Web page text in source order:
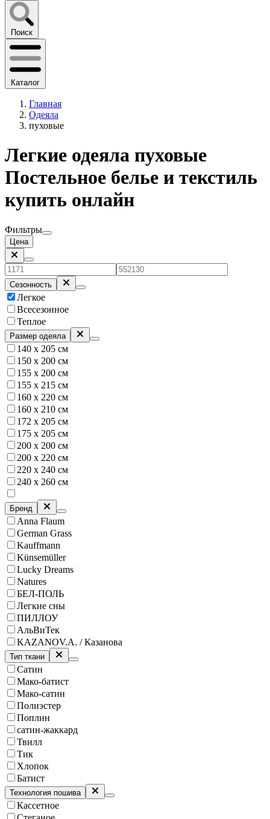
Поиск
Каталог
Главная
Одеяла
пуховые
Легкие одеяла пуховые
Постельное белье и текстиль
купить онлайн
Фильтры
Цена
Сезонность
Легкое
Всесезонное
Теплое
Размер одеяла
140 х 205 см
150 х 200 см
155 х 200 см
155 х 215 см
160 x 220 см
160 х 210 см
172 х 205 см
175 х 205 см
200 х 200 см
200 х 220 см
220 х 240 см
240 х 260 см
Бренд
Anna Flaum
German Grass
Kauffmann
Künsemüller
Lucky Dreams
Natures
БЕЛ-ПОЛЬ
Легкие сны
ПИЛЛОУ
АльВиТек
KAZANOV.A. / Казанова
Тип ткани
Сатин
Мако-батист
Мако-сатин
Полиэстер
Поплин
сатин-жаккард
Твилл
Тик
Хлопок
Батист
Технология пошива
Кассетное